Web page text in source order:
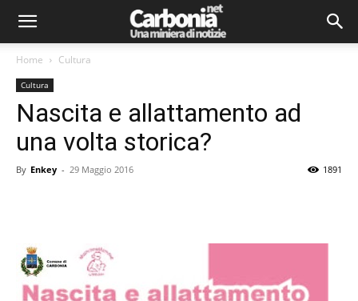
Home Cultura
Cultura
Nascita e allattamento ad
una volta storica?
By Enkey - 29 Maggio 2016 1891